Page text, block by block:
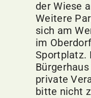
der Wiese
Weitere
sich am
im
Sportplatz.
private
bitte nicht